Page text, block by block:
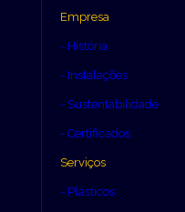
Empresa
- História
- Instalações
- Sustentabilidade
- Certificados
Serviços
- Plásticos